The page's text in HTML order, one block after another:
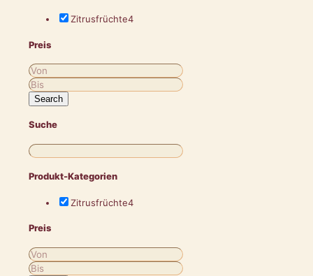
Zitrusfrüchte4
Preis
Search
Suche
Produkt-Kategorien
Zitrusfrüchte4
Preis